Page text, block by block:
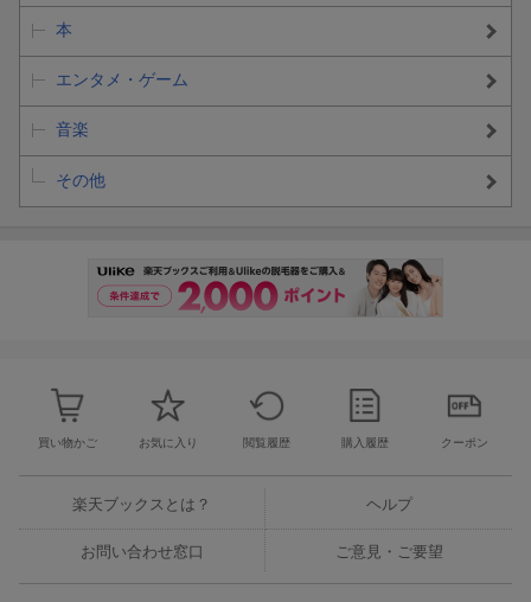
本
エンタメ・ゲーム
音楽
その他
買い物かご お気に入り 閲覧履歴 購入履歴 クーポン
楽天ブックスとは？ ヘルプ
お問い合わせ窓口 ご意見・ご要望